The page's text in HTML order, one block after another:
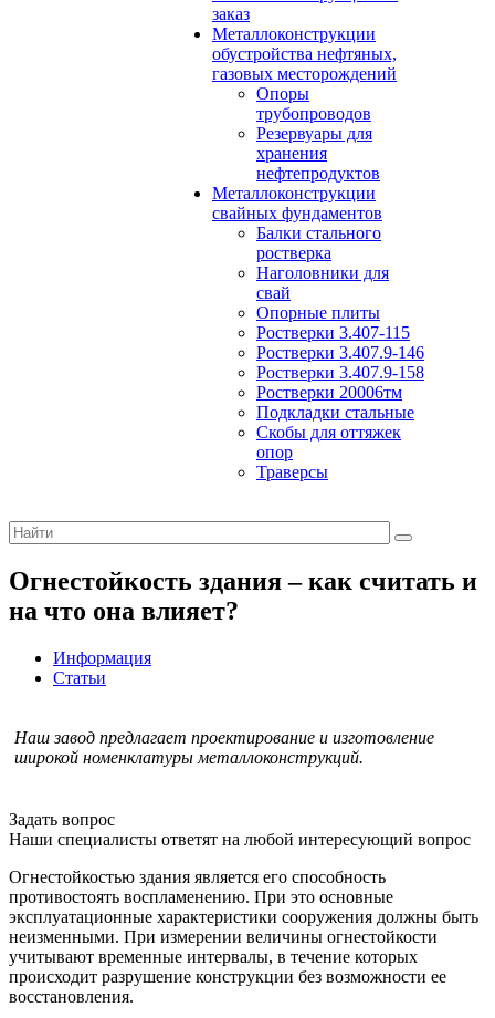
заказ
Металлоконструкции
обустройства нефтяных,
газовых месторождений
Опоры
трубопроводов
Резервуары для
хранения
нефтепродуктов
Металлоконструкции
свайных фундаментов
Балки стального
ростверка
Наголовники для
свай
Опорные плиты
Ростверки 3.407-115
Ростверки 3.407.9-146
Ростверки 3.407.9-158
Ростверки 20006тм
Подкладки стальные
Скобы для оттяжек
опор
Траверсы
Огнестойкость здания – как считать и
на что она влияет?
Информация
Статьи
Наш завод предлагает проектирование и изготовление
широкой номенклатуры металлоконструкций.
Задать вопрос
Наши специалисты ответят на любой интересующий вопрос
Огнестойкостью здания является его способность
противостоять воспламенению. При это основные
эксплуатационные характеристики сооружения должны быть
неизменными. При измерении величины огнестойкости
учитывают временные интервалы, в течение которых
происходит разрушение конструкции без возможности ее
восстановления.